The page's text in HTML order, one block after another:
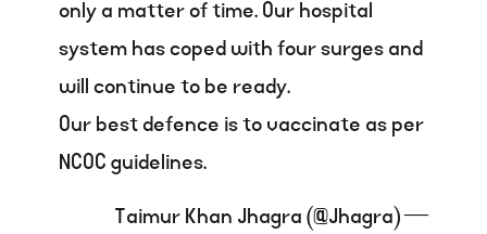
only a matter of time. Our hospital
system has coped with four surges and
will continue to be ready.
Our best defence is to vaccinate as per
NCOC guidelines.
— Taimur Khan Jhagra (@Jhagra)